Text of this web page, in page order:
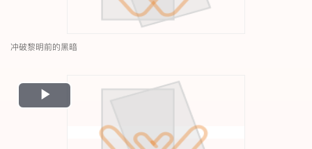
冲破黎明前的黑暗
Play
Video